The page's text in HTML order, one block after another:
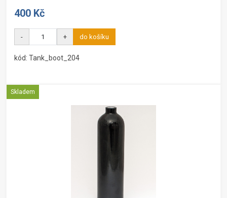
400 Kč
- + do košíku
kód: Tank_boot_204
Skladem